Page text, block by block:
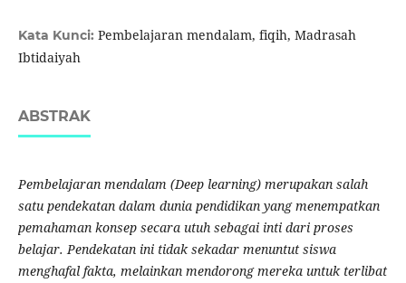
Kata Kunci: Pembelajaran mendalam, fiqih, Madrasah
Ibtidaiyah
ABSTRAK
Pembelajaran mendalam (Deep learning) merupakan salah
satu pendekatan dalam dunia pendidikan yang menempatkan
pemahaman konsep secara utuh sebagai inti dari proses
belajar. Pendekatan ini tidak sekadar menuntut siswa
menghafal fakta, melainkan mendorong mereka untuk terlibat